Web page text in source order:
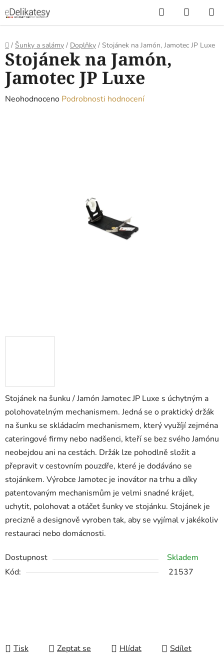
na
obsah
Hledat
KOŠÍK
Domů
/ Šunky a salámy / Doplňky / Stojánek na Jamón, Jamotec JP Luxe
Stojánek na šunku / Jamón Jamotec JP Luxe s úchytným a
polohovatelným mechanismem. Jedná se o praktický držák
na šunku se skládacím mechanismem, který využíjí zejména
cateringové firmy nebo nadšenci, kteří se bez svého Jamónu
neobejdou ani na cestách. Držák lze pohodlně složit a
přepravit v cestovním pouzdře, které je dodáváno se
stojánkem. Výrobce Jamotec je inovátor na trhu a díky
patentovaným mechanismům je velmi snadné krájet,
uchytit, polohovat a otáčet šunky ve stojánku. Stojánek je
precizně a designově vyroben tak, aby se vyjímal v jakékoliv
restauraci nebo domácnosti.
Dostupnost
Skladem
Kód:
21537
Tisk Zeptat se Hlídat Sdílet
Stojánek na Jamón,
Jamotec JP Luxe
Průměrné
Neohodnoceno Podrobnosti hodnocení